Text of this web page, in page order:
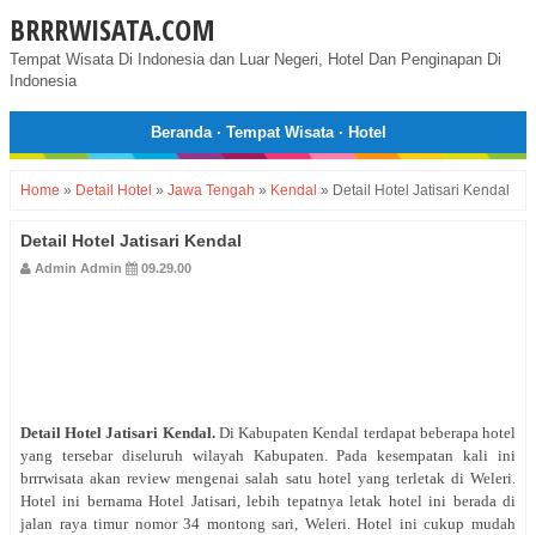
BRRRWISATA.COM
Tempat Wisata Di Indonesia dan Luar Negeri, Hotel Dan Penginapan Di
Indonesia
Beranda· Tempat Wisata· Hotel
Home » Detail Hotel » Jawa Tengah » Kendal » Detail Hotel Jatisari Kendal
Detail Hotel Jatisari Kendal
Admin Admin 09.29.00
Detail Hotel Jatisari Kendal. Di Kabupaten Kendal terdapat beberapa hotel
yang tersebar diseluruh wilayah Kabupaten. Pada kesempatan kali ini
brrrwisata akan review mengenai salah satu hotel yang terletak di Weleri.
Hotel ini bernama Hotel Jatisari, lebih tepatnya letak hotel ini berada di
jalan raya timur nomor 34 montong sari, Weleri. Hotel ini cukup mudah